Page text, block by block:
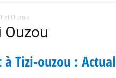
Tizi Ouzou
Ouzou
à Tizi-ouzou :